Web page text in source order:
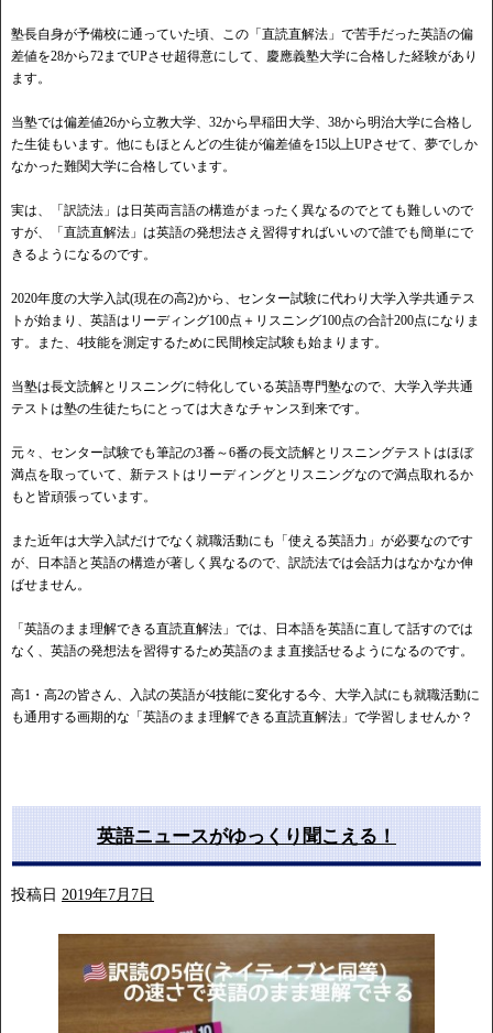
塾長自身が予備校に通っていた頃、この「直読直解法」で苦手だった英語の偏
差値を28から72までUPさせ超得意にして、慶應義塾大学に合格した経験があり
ます。
当塾では偏差値26から立教大学、32から早稲田大学、38から明治大学に合格し
た生徒もいます。他にもほとんどの生徒が偏差値を15以上UPさせて、夢でしか
なかった難関大学に合格しています。
実は、「訳読法」は日英両言語の構造がまったく異なるのでとても難しいので
すが、「直読直解法」は英語の発想法さえ習得すればいいので誰でも簡単にで
きるようになるのです。
2020年度の大学入試(現在の高2)から、センター試験に代わり大学入学共通テス
トが始まり、英語はリーディング100点＋リスニング100点の合計200点になりま
す。また、4技能を測定するために民間検定試験も始まります。
当塾は長文読解とリスニングに特化している英語専門塾なので、大学入学共通
テストは塾の生徒たちにとっては大きなチャンス到来です。
元々、センター試験でも筆記の3番～6番の長文読解とリスニングテストはほぼ
満点を取っていて、新テストはリーディングとリスニングなので満点取れるか
もと皆頑張っています。
また近年は大学入試だけでなく就職活動にも「使える英語力」が必要なのです
が、日本語と英語の構造が著しく異なるので、訳読法では会話力はなかなか伸
ばせません。
「英語のまま理解できる直読直解法」では、日本語を英語に直して話すのでは
なく、英語の発想法を習得するため英語のまま直接話せるようになるのです。
高1・高2の皆さん、入試の英語が4技能に変化する今、大学入試にも就職活動に
も通用する画期的な「英語のまま理解できる直読直解法」で学習しませんか？
英語ニュースがゆっくり聞こえる！
投稿日 2019年7月7日